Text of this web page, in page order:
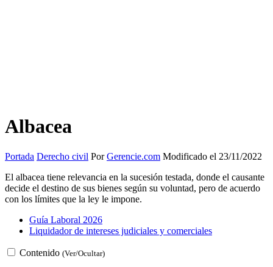
Albacea
Portada Derecho civil PorGerencie.com Modificado el 23/11/2022
El albacea tiene relevancia en la sucesión testada, donde el causante
decide el destino de sus bienes según su voluntad, pero de acuerdo
con los límites que la ley le impone.
Guía Laboral 2026
Liquidador de intereses judiciales y comerciales
Contenido (Ver/Ocultar)